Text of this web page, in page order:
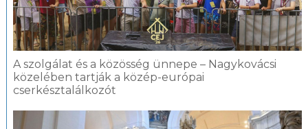
A szolgálat és a közösség ünnepe – Nagykovácsi
közelében tartják a közép-európai
cserkésztalálkozót